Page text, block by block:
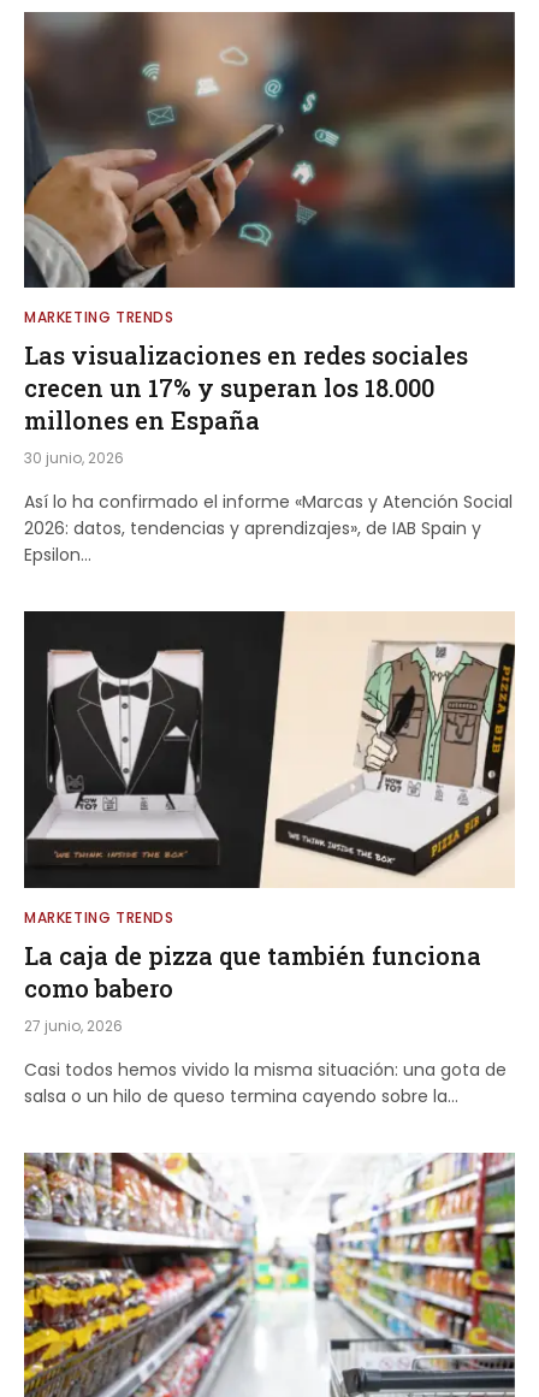
MARKETING TRENDS
Las visualizaciones en redes sociales
crecen un 17% y superan los 18.000
millones en España
30 junio, 2026
Así lo ha confirmado el informe «Marcas y Atención Social
2026: datos, tendencias y aprendizajes», de IAB Spain y
Epsilon…
MARKETING TRENDS
La caja de pizza que también funciona
como babero
27 junio, 2026
Casi todos hemos vivido la misma situación: una gota de
salsa o un hilo de queso termina cayendo sobre la…